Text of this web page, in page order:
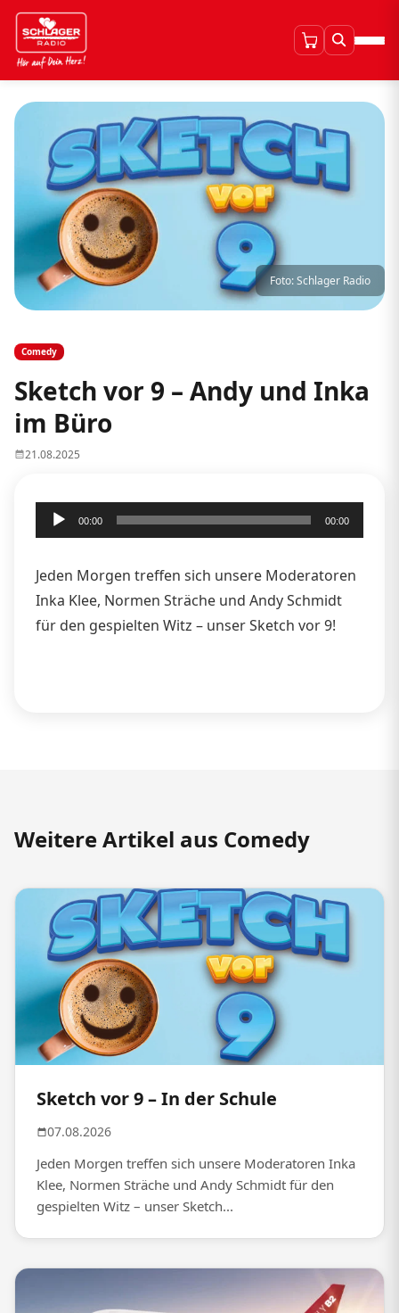
Foto: Schlager Radio
Comedy
Sketch vor 9 – Andy und Inka
im Büro
21.08.2025
Audio-
Player
00:00 00:00
Jeden Morgen treffen sich unsere Moderatoren
Inka Klee, Normen Sträche und Andy Schmidt
für den gespielten Witz – unser Sketch vor 9!
Weitere Artikel aus Comedy
Sketch vor 9 – In der Schule
07.08.2026
Jeden Morgen treffen sich unsere Moderatoren Inka
Klee, Normen Sträche und Andy Schmidt für den
gespielten Witz – unser Sketch...